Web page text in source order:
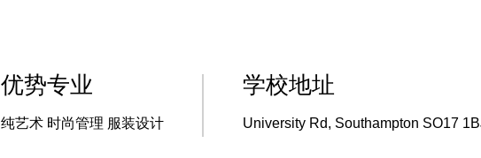
优势专业
纯艺术 时尚管理 服装设计
学校地址
University Rd, Southampton SO17